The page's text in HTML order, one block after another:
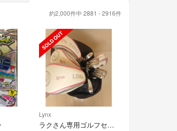
約2,000件中 2881 - 2916件
Lynx
ラクさん専用ゴルフセット